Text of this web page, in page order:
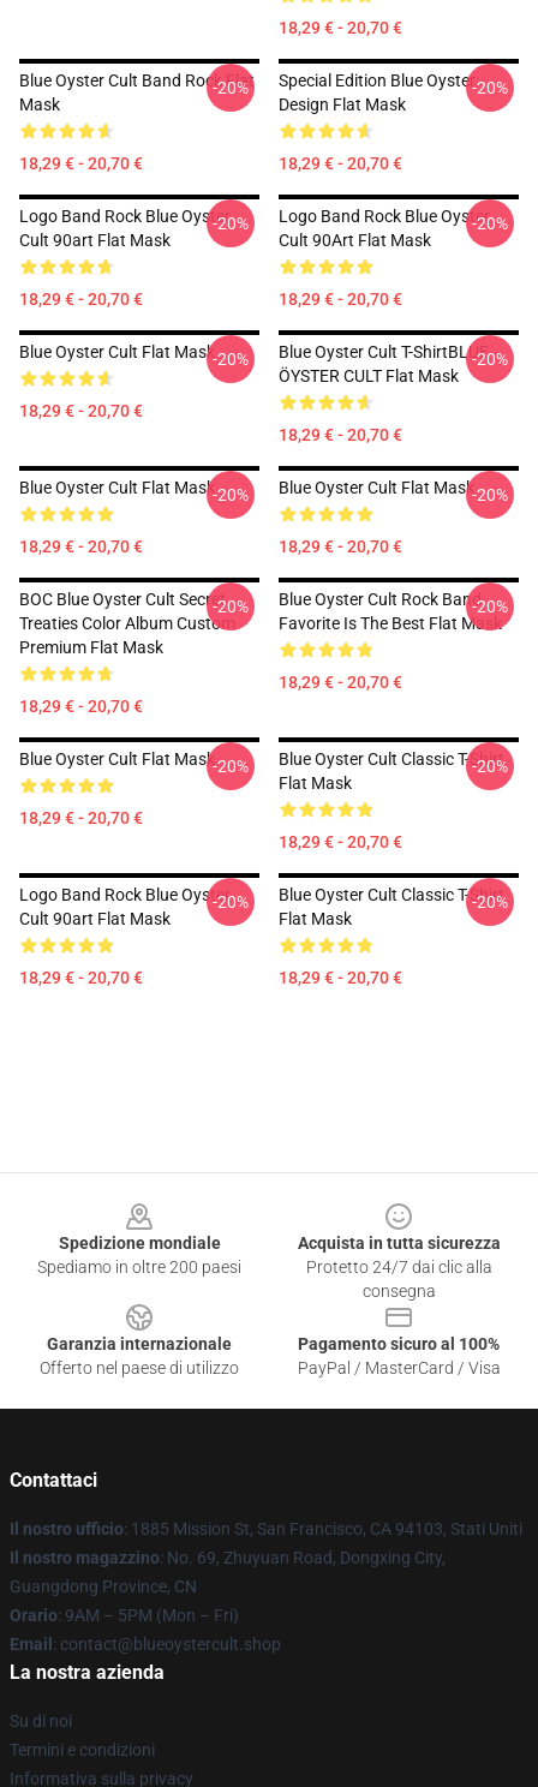
18,29 € - 20,70 €
Blue Oyster Cult Band Rock Flat
Mask
18,29 € - 20,70 €
-20%
Special Edition Blue Oyster
Design Flat Mask
18,29 € - 20,70 €
-20%
Logo Band Rock Blue Oyster
Cult 90art Flat Mask
18,29 € - 20,70 €
-20%
Logo Band Rock Blue Oyster
Cult 90Art Flat Mask
18,29 € - 20,70 €
-20%
Blue Oyster Cult Flat Mask
18,29 € - 20,70 €
-20%
Blue Oyster Cult T-ShirtBLUE
ÖYSTER CULT Flat Mask
18,29 € - 20,70 €
-20%
Blue Oyster Cult Flat Mask
18,29 € - 20,70 €
-20% Blue Oyster Cult Flat Mask
18,29 € - 20,70 €
-20%
BOC Blue Oyster Cult Secret
Treaties Color Album Custom
Premium Flat Mask
18,29 € - 20,70 €
-20%
Blue Oyster Cult Rock Band
Favorite Is The Best Flat Mask
18,29 € - 20,70 €
-20%
Blue Oyster Cult Flat Mask
18,29 € - 20,70 €
-20%
Blue Oyster Cult Classic T-Shirt
Flat Mask
18,29 € - 20,70 €
-20%
Logo Band Rock Blue Oyster
Cult 90art Flat Mask
18,29 € - 20,70 €
-20%
Blue Oyster Cult Classic T-Shirt
Flat Mask
18,29 € - 20,70 €
-20%
Spedizione mondiale
Spediamo in oltre 200 paesi
Acquista in tutta sicurezza
Protetto 24/7 dai clic alla
consegna
Garanzia internazionale
Offerto nel paese di utilizzo
Pagamento sicuro al 100%
PayPal / MasterCard / Visa
Contattaci
Il nostro ufficio: 1885 Mission St, San Francisco, CA 94103, Stati Uniti
Il nostro magazzino: No. 69, Zhuyuan Road, Dongxing City,
Guangdong Province, CN
Orario: 9AM – 5PM (Mon – Fri)
Email : contact@blueoystercult.shop
La nostra azienda
Su di noi
Termini e condizioni
Informativa sulla privacy